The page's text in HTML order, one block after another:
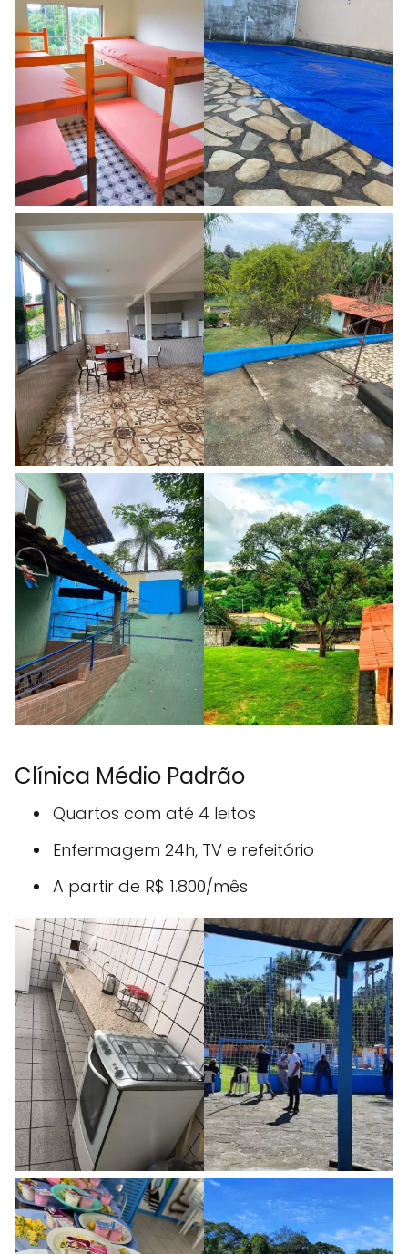
Clínica Médio Padrão
Quartos com até 4 leitos
Enfermagem 24h, TV e refeitório
A partir de R$ 1.800/mês